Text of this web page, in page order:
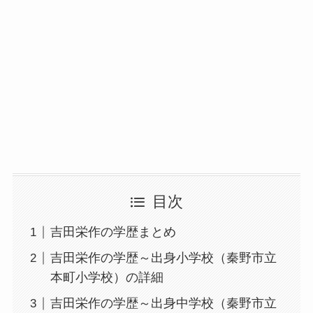
目次
吉田栄作の学歴まとめ
吉田栄作の学歴～出身小学校（秦野市立
本町小学校）の詳細
吉田栄作の学歴～出身中学校（秦野市立